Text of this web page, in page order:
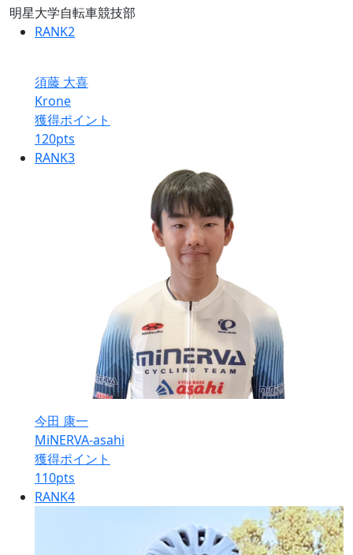
明星大学自転車競技部
RANK2
須藤 大喜
Krone
獲得ポイント
120pts
RANK3
今田 康一
MiNERVA-asahi
獲得ポイント
110pts
RANK4